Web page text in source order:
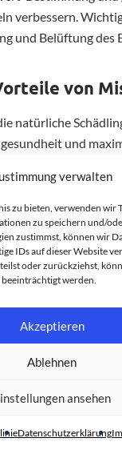
verwalten
zu bieten, verwenden wir
zu speichern und/
zustimmst, können wir
IDs auf dieser Website
oder zurückziehst,
werden.
Akzeptieren
Ablehnen
ansehen
Datenschutzerklärung
verbessern.
und Belüftung des
von
natürliche
und
indem sie
abwehren.
meine
bewässern?
hängt von
und
Boden
meist ausreichend.